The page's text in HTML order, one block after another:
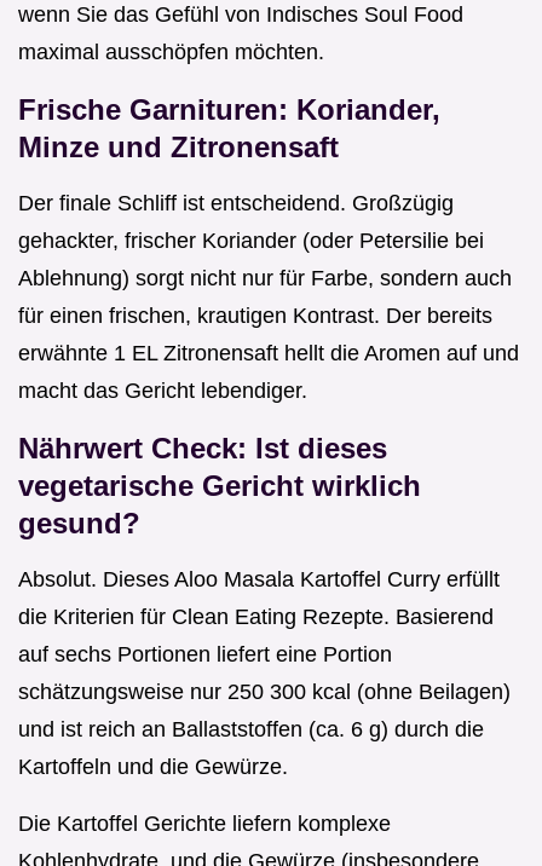
wenn Sie das Gefühl von Indisches Soul Food
maximal ausschöpfen möchten.
Frische Garnituren: Koriander,
Minze und Zitronensaft
Der finale Schliff ist entscheidend. Großzügig
gehackter, frischer Koriander (oder Petersilie bei
Ablehnung) sorgt nicht nur für Farbe, sondern auch
für einen frischen, krautigen Kontrast. Der bereits
erwähnte 1 EL Zitronensaft hellt die Aromen auf und
macht das Gericht lebendiger.
Nährwert Check: Ist dieses
vegetarische Gericht wirklich
gesund?
Absolut. Dieses Aloo Masala Kartoffel Curry erfüllt
die Kriterien für Clean Eating Rezepte. Basierend
auf sechs Portionen liefert eine Portion
schätzungsweise nur 250 300 kcal (ohne Beilagen)
und ist reich an Ballaststoffen (ca. 6 g) durch die
Kartoffeln und die Gewürze.
Die Kartoffel Gerichte liefern komplexe
Kohlenhydrate, und die Gewürze (insbesondere